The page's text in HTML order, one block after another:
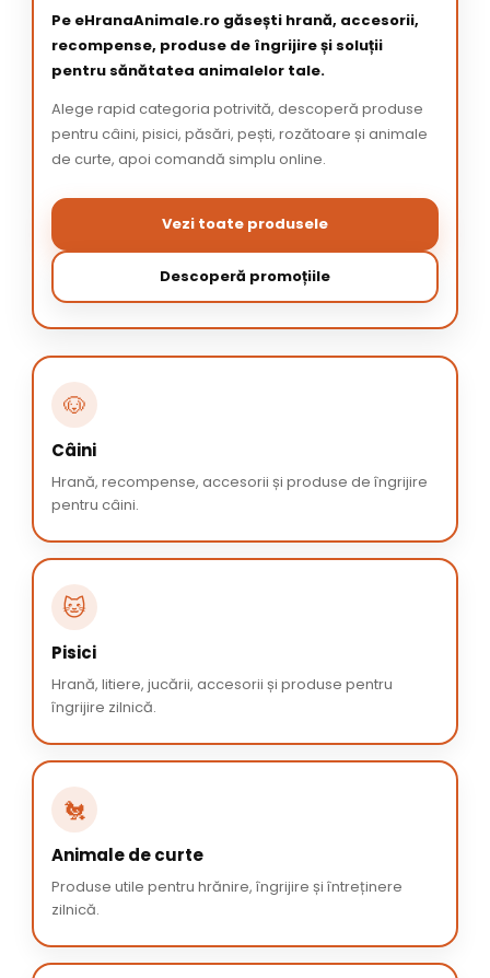
Pe eHranaAnimale.ro găsești hrană, accesorii,
recompense, produse de îngrijire și soluții
pentru sănătatea animalelor tale.
Alege rapid categoria potrivită, descoperă produse
pentru câini, pisici, păsări, pești, rozătoare și animale
de curte, apoi comandă simplu online.
Vezi toate produsele
Descoperă promoțiile
🐶
Câini
Hrană, recompense, accesorii și produse de îngrijire
pentru câini.
🐱
Pisici
Hrană, litiere, jucării, accesorii și produse pentru
îngrijire zilnică.
🐔
Animale de curte
Produse utile pentru hrănire, îngrijire și întreținere
zilnică.